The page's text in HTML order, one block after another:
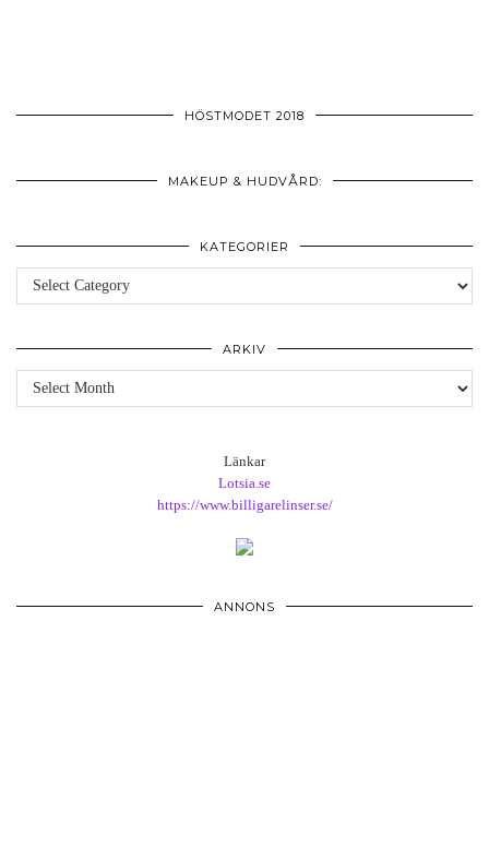
HÖSTMODET 2018
MAKEUP & HUDVÅRD:
KATEGORIER
Kategorier
ARKIV
Arkiv
Länkar
Lotsia.se
https://www.billigarelinser.se/
ANNONS